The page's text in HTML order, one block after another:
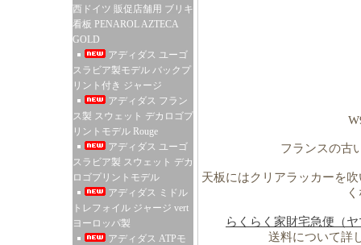
西ドイツ 販促店舗用 ブリキ
看板 PENAROL AZTECA
GOLD
アディダス ユーゴ
スラビア製モデル バックプ
リント付き ジャージ
アディダス フラン
ス製 スウェット デカロゴプ
リントモデル Rouge
アディダス ユーゴ
スラビア製 スウェット デカ
ロゴプリントモデル
アディダス ミドル
トレフォイル ジャージ vert
ヨーロッパ製
アディダス ATPモ
フランスの古
天板にはクリアラッカーを
らくらく家財宅急便（
送料について詳